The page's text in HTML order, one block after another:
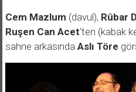
Cem Mazlum (davul), Rûbar
Ruşen Can Acet‘ten (kabak
sahne arkasında Aslı Töre